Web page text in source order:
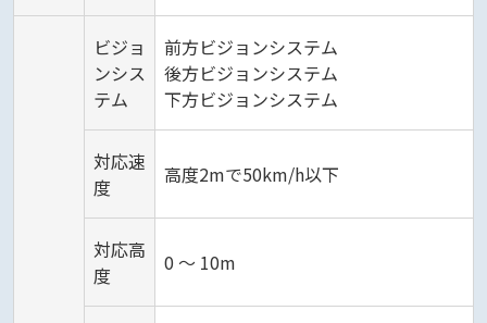
ビジョ
ンシス
テム
前方ビジョンシステム
後方ビジョンシステム
下方ビジョンシステム
対応速
度
高度2mで50km/h以下
対応高
度
0 ～ 10m